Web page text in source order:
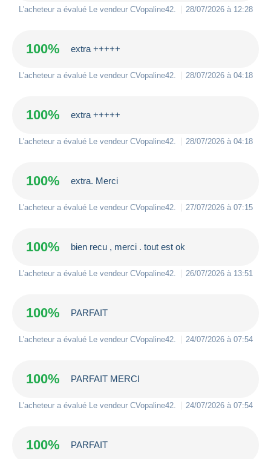
L'acheteur a évalué Le vendeur CVopaline42 28/07/2026 à 12:28
100% extra +++++
L'acheteur a évalué Le vendeur CVopaline42 28/07/2026 à 04:18
100% extra +++++
L'acheteur a évalué Le vendeur CVopaline42 28/07/2026 à 04:18
100% extra. Merci
L'acheteur a évalué Le vendeur CVopaline42 27/07/2026 à 07:15
100% bien recu , merci . tout est ok
L'acheteur a évalué Le vendeur CVopaline42 26/07/2026 à 13:51
100% PARFAIT
L'acheteur a évalué Le vendeur CVopaline42 24/07/2026 à 07:54
100% PARFAIT MERCI
L'acheteur a évalué Le vendeur CVopaline42 24/07/2026 à 07:54
100% PARFAIT